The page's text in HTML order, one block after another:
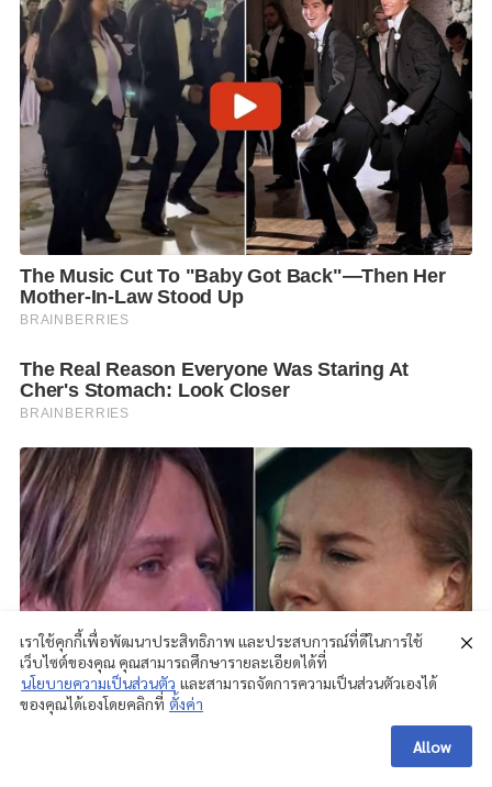
เราใช้คุกกี้เพื่อพัฒนาประสิทธิภาพ และประสบการณ์ที่ดีในการใช้
เว็บไซต์ของคุณ คุณสามารถศึกษารายละเอียดได้ที่
นโยบายความเป็นส่วนตัว และสามารถจัดการความเป็นส่วนตัวเองได้
ของคุณได้เองโดยคลิกที่ ตั้งค่า
Allow